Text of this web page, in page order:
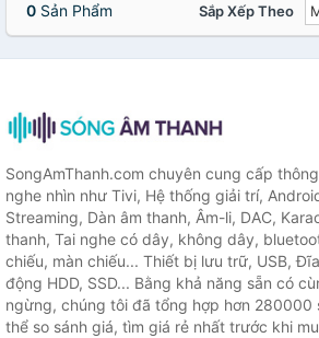
0 Sản Phẩm Sắp Xếp Theo
SongAmThanh.com chuyên cung cấp
nghe nhìn như Tivi, Hệ thống giải trí,
Streaming, Dàn âm thanh, Âm-li, DAC,
thanh, Tai nghe có dây, không dây,
chiếu, màn chiếu... Thiết bị lưu trữ, USB,
động HDD, SSD... Bằng khả năng sẵn có
ngừng, chúng tôi đã tổng hợp hơn 280000
thể so sánh giá, tìm giá rẻ nhất trước khi